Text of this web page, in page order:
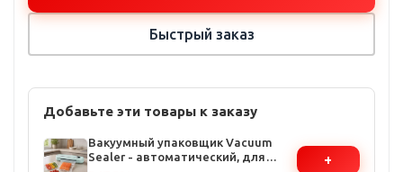
Быстрый заказ
Добавьте эти товары к заказу
Вакуумный упаковщик Vacuum
Sealer - автоматический, для
+